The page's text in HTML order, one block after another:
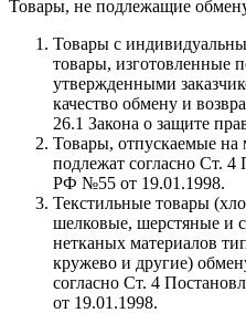
Товары, не подлежащие
Товары с
товары, изготовленные
утвержденными
качество обмену и
26.1 Закона о защите
Товары, отпускаемые на
подлежат согласно Ст. 4
РФ №55 от 19.01.1998.
Текстильные товары
шелковые, шерстяные и
нетканых материалов
кружево и другие)
согласно Ст. 4
от 19.01.1998.